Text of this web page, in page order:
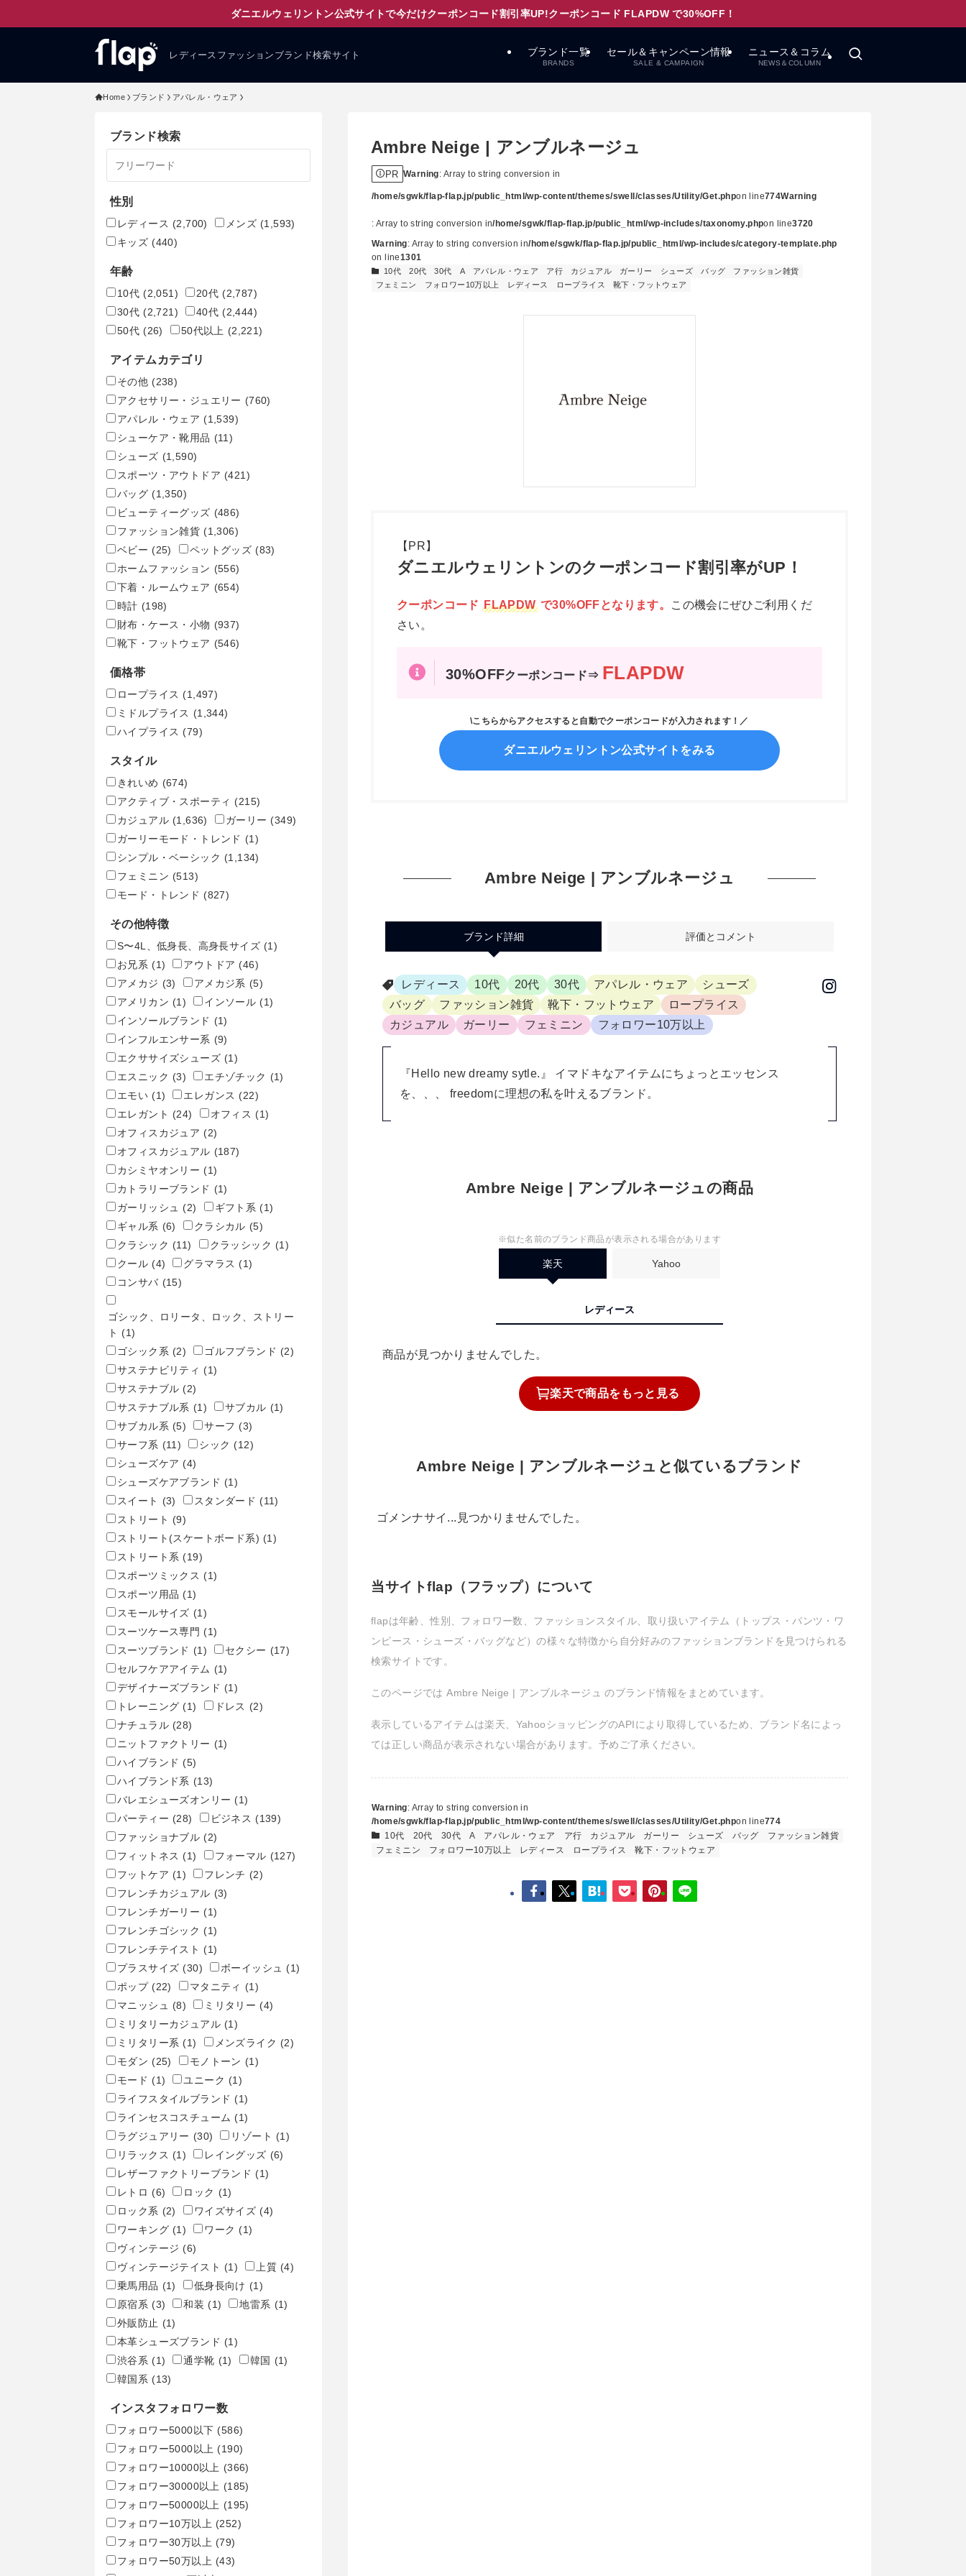
ダニエルウェリントン公式サイトで今だけクーポンコード割引率UP!クーポンコード FLAPDW で30%OFF！
レディースファッションブランド検索サイト ブランド一覧
BRANDS
セール＆キャンペーン情報
SALE & CAMPAIGN
ニュース＆コラム
NEWS＆COLUMN
Home ブランド アパレル・ウェア
Ambre Neige | アンブルネージュ
PR Warning: Array to string conversion in
/home/sgwk/flap-flap.jp/public_html/wp-content/themes/swell/classes/Utility/Get.phpon line774Warning
: Array to string conversion in/home/sgwk/flap-flap.jp/public_html/wp-includes/taxonomy.phpon line3720
Warning: Array to string conversion in/home/sgwk/flap-flap.jp/public_html/wp-includes/category-template.php
on line1301
10代 20代 30代 A アパレル・ウェア ア行 カジュアル ガーリー シューズ バッグ
ファッション雑貨
フェミニン
フォロワー10万以上 レディース ロープライス 靴下・フットウェア
【PR】
ダニエルウェリントンのクーポンコード割引率がUP！
クーポンコードFLAPDWで30%OFFとなります。
この機会にぜひご利用くだ
さい。
30%OFFクーポンコード⇒ FLAPDW
\こちらからアクセスすると自動でクーポンコードが入力されます！／
ダニエルウェリントン公式サイトをみる
Ambre Neige | アンブルネージュ
ブランド詳細 評価とコメント
レディース 10代 20代 30代 アパレル・ウェア
シューズ
バッグ
ファッション雑貨 靴下・フットウェア
ロープライス
カジュアル
ガーリー フェミニン フォロワー10万以上
『Hello new dreamy sytle.』 イマドキなアイテムにちょっとエッセンス
を、、、 freedomに理想の私を叶えるブランド。
Ambre Neige | アンブルネージュの商品
※似た名前のブランド商品が表示される場合があります
楽天 Yahoo
レディース
商品が見つかりませんでした。
楽天で商品を もっと見る
Ambre Neige | アンブルネージュと似ているブランド
ゴメンナサイ...見つかりませんでした。
当サイトflap（フラップ）について
flapは年齢、性別、フォロワー数、ファッションスタイル、取り扱いアイテム（トップス・パンツ・ワ
ンピース・シューズ・バッグなど）の様々な特徴から自分好みのファッションブランドを見つけられる
検索サイトです。
このページでは Ambre Neige | アンブルネージュ のブランド情報をまとめています。
表示しているアイテムは楽天、YahooショッピングのAPIにより取得しているため、ブランド名によっ
ては正しい商品が表示されない場合があります。予めご了承ください。
Warning: Array to string conversion in
/home/sgwk/flap-flap.jp/public_html/wp-content/themes/swell/classes/Utility/Get.phpon line774
10代
20代 30代 A アパレル・ウェア ア行 カジュアル ガーリー シューズ バッグ
ファッション雑貨
フェミニン
フォロワー10万以上 レディース ロープライス 靴下・フットウェア
ブランド検索
性別
レディース (2,700) メンズ (1,593)
キッズ (440)
年齢
10代 (2,051) 20代 (2,787)
30代 (2,721) 40代 (2,444)
50代 (26) 50代以上 (2,221)
アイテムカテゴリ
その他 (238)
アクセサリー・ジュエリー (760)
アパレル・ウェア (1,539)
シューケア・靴用品 (11)
シューズ (1,590)
スポーツ・アウトドア (421)
バッグ (1,350)
ビューティーグッズ (486)
ファッション雑貨 (1,306)
ベビー (25) ペットグッズ (83)
ホームファッション (556)
下着・ルームウェア (654)
時計 (198)
財布・ケース・小物 (937)
靴下・フットウェア (546)
価格帯
ロープライス (1,497)
ミドルプライス (1,344)
ハイプライス (79)
スタイル
きれいめ (674)
アクティブ・スポーティ (215)
カジュアル (1,636) ガーリー (349)
ガーリーモード・トレンド (1)
シンプル・ベーシック (1,134)
フェミニン (513)
モード・トレンド (827)
その他特徴
S〜4L、低身長、高身長サイズ (1)
お兄系 (1) アウトドア (46)
アメカジ (3) アメカジ系 (5)
アメリカン (1) インソール (1)
インソールブランド (1)
インフルエンサー系 (9)
エクササイズシューズ (1)
エスニック (3) エチゾチック (1)
エモい (1) エレガンス (22)
エレガント (24) オフィス (1)
オフィスカジュア (2)
オフィスカジュアル (187)
カシミヤオンリー (1)
カトラリーブランド (1)
ガーリッシュ (2) ギフト系 (1)
ギャル系 (6) クラシカル (5)
クラシック (11) クラッシック (1)
クール (4) グラマラス (1)
コンサバ (15)
ゴシック、ロリータ、ロック、ストリー
ト (1)
ゴシック系 (2) ゴルフブランド (2)
サステナビリティ (1)
サステナブル (2)
サステナブル系 (1) サブカル (1)
サブカル系 (5) サーフ (3)
サーフ系 (11) シック (12)
シューズケア (4)
シューズケアブランド (1)
スイート
(3) スタンダード (11)
ストリート (9)
ストリート(スケートボード系) (1)
ストリート系 (19)
スポーツミックス (1)
スポーツ用品 (1)
スモールサイズ (1)
スーツケース専門 (1)
スーツブランド (1) セクシー (17)
セルフケアアイテム (1)
デザイナーズブランド (1)
トレーニング (1) ドレス (2)
ナチュラル (28)
ニットファクトリー (1)
ハイブランド (5)
ハイブランド系 (13)
バレエシューズオンリー (1)
パーティー (28) ビジネス (139)
ファッショナブル (2)
フィットネス (1) フォーマル (127)
フットケア (1) フレンチ (2)
フレンチカジュアル (3)
フレンチガーリー (1)
フレンチゴシック (1)
フレンチテイスト (1)
プラスサイズ (30) ボーイッシュ (1)
ポップ (22) マタニティ
(1)
マニッシュ (8) ミリタリー (4)
ミリタリーカジュアル (1)
ミリタリー系 (1) メンズライク (2)
モダン (25) モノトーン (1)
モード (1) ユニーク (1)
ライフスタイルブランド (1)
ラインセスコスチューム (1)
ラグジュアリー (30) リゾート (1)
リラックス (1) レイングッズ (6)
レザーファクトリーブランド (1)
レトロ (6) ロック (1)
ロック系 (2) ワイズサイズ (4)
ワーキング (1) ワーク (1)
ヴィンテージ (6)
ヴィンテージテイスト (1) 上質 (4)
乗馬用品 (1) 低身長向け (1)
原宿系 (3) 和装 (1) 地雷系 (1)
外販防止 (1)
本革シューズブランド (1)
渋谷系 (1) 通学靴 (1) 韓国 (1)
韓国系 (13)
インスタフォロワー数
フォロワー5000以下 (586)
フォロワー5000以上 (190)
フォロワー10000以上 (366)
フォロワー30000以上 (185)
フォロワー50000以上 (195)
フォロワー10万以上 (252)
フォロワー30万以上 (79)
フォロワー50万以上 (43)